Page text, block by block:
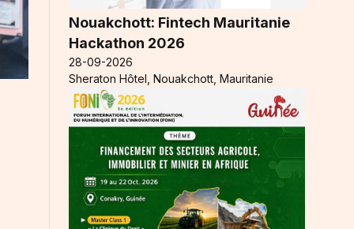
Nouakchott: Fintech Mauritanie
Hackathon 2026
28-09-2026
Sheraton Hôtel, Nouakchott, Mauritanie